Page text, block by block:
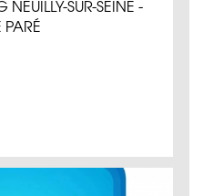
SUR-SEINE -
PARÉ